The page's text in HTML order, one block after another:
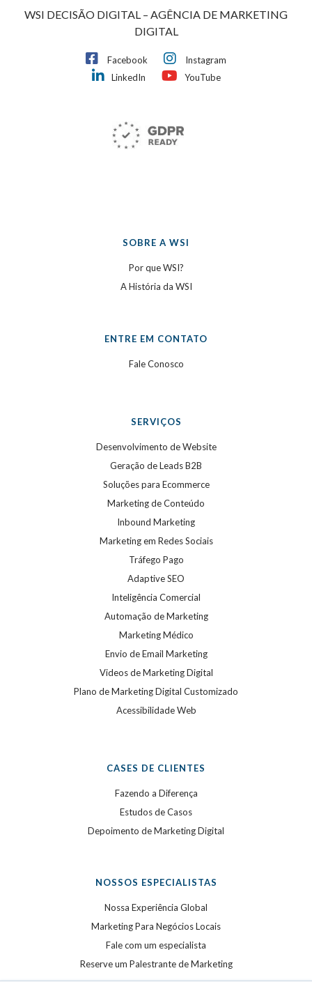
WSI DECISÃO DIGITAL – AGÊNCIA DE MARKETING
DIGITAL
Facebook
Instagram
LinkedIn
YouTube
SOBRE A WSI
Por que WSI?
A História da WSI
ENTRE EM CONTATO
Fale Conosco
SERVIÇOS
Desenvolvimento de Website
Geração de Leads B2B
Soluções para Ecommerce
Marketing de Conteúdo
Inbound Marketing
Marketing em Redes Sociais
Tráfego Pago
Adaptive SEO
Inteligência Comercial
Automação de Marketing
Marketing Médico
Envio de Email Marketing
Videos de Marketing Digital
Plano de Marketing Digital Customizado
Acessibilidade Web
CASES DE CLIENTES
Fazendo a Diferença
Estudos de Casos
Depoimento de Marketing Digital
NOSSOS ESPECIALISTAS
Nossa Experiência Global
Marketing Para Negócios Locais
Fale com um especialista
Reserve um Palestrante de Marketing